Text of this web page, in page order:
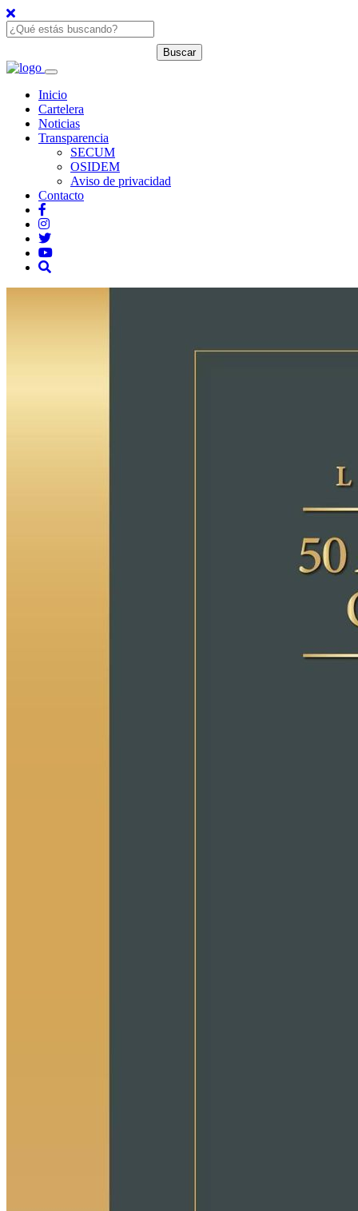
Inicio
Cartelera
Noticias
Transparencia
SECUM
OSIDEM
Aviso de privacidad
Contacto